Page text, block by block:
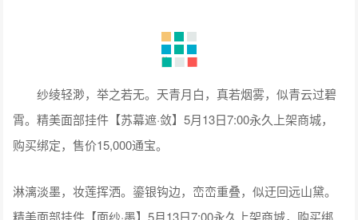
纱绫轻渺，举之若无。天青月白，真若烟雾，似青云过碧
霄。精美面部挂件【苏幕遮·敛】5月13日7:00永久上架商城，
购买绑定，售价15,000通宝。
淋漓淡墨，妆莲挥洒。鎏银钩边，峦峦重叠，似迂回远山黛。